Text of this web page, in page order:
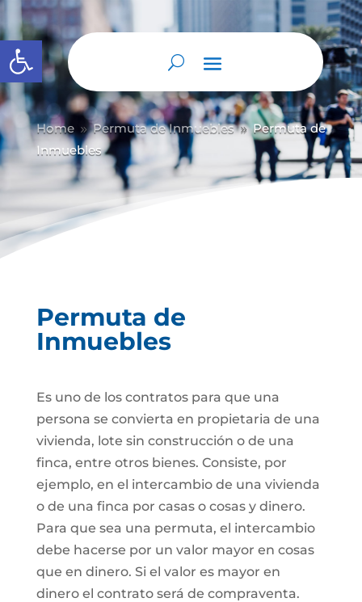
Abrir barra de herramientas
Home 9 Permuta de Inmuebles 9 Permuta de
Inmuebles
Permuta de
Inmuebles
Es uno de los contratos para que una
persona se convierta en propietaria de una
vivienda, lote sin construcción o de una
finca, entre otros bienes. Consiste, por
ejemplo, en el intercambio de una vivienda
o de una finca por casas o cosas y dinero.
Para que sea una permuta, el intercambio
debe hacerse por un valor mayor en cosas
que en dinero. Si el valor es mayor en
dinero el contrato será de compraventa.